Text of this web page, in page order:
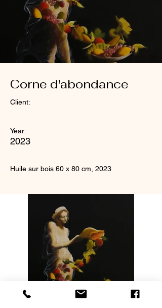
Corne d'abondance
Client:
Year:
2023
Huile sur bois 60 x 80 cm, 2023